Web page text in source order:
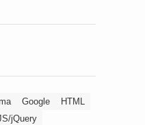
Google
HTML
jQuery